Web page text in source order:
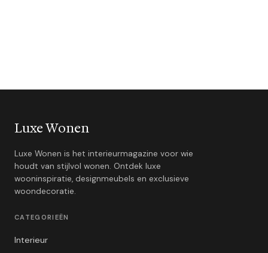
Luxe Wonen
Luxe Wonen is het interieurmagazine voor wie
houdt van stijlvol wonen. Ontdek luxe
wooninspiratie, designmeubels en exclusieve
woondecoratie.
CATEGORIEËN
Interieur